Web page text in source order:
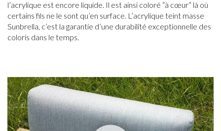
l’acrylique est encore liquide. Il est ainsi coloré “à cœur” là où
certains fils ne le sont qu’en surface. L’acrylique teint masse
Sunbrella, c’est la garantie d’une durabilité exceptionnelle des
coloris dans le temps.